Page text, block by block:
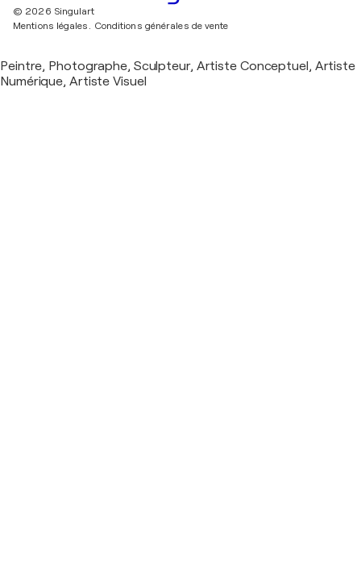
© 2026 Singulart
Mentions légales. Conditions générales de vente
Peintre, Photographe, Sculpteur, Artiste Conceptuel, Artiste
Numérique, Artiste Visuel